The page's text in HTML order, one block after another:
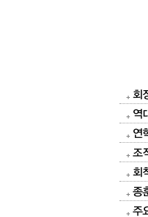
회
역
연
조
회
종
주